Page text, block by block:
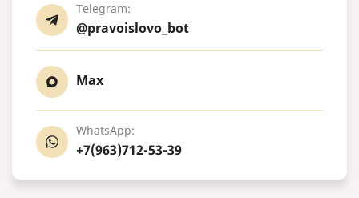
Telegram:
@pravoislovo_bot
Max
WhatsApp:
+7(963)712-53-39